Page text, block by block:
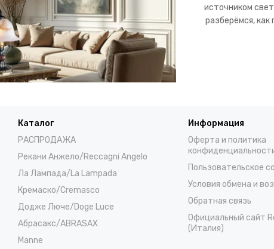
источником
разберёмся,
Каталог
РАСПРОДАЖА
Рекани Анжело/Reccagni Angelo
Ла Лампада/La Lampada
Кремаско/Cremasco
Додже Люче/Doge Luce
Абрасакс/ABRASAX
Manne
Информация
Оферта и политика
Пользовательское
Условия обмена и
Обратная связь
Официальный сайт
(Италия)